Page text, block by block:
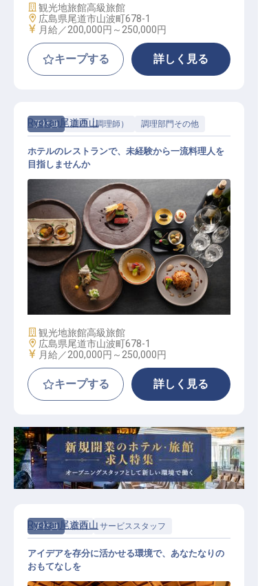
施設業態
観光地旅館高級旅館
勤務地
広島県尾道市山波町678-1
給与
月給／200,000円～ 250,000円
キープする 詳しく見る
正社員 調理（調理師） 調理部門その他
調理スタッフ（未経験OK／寮あり／
年間休日104日）
Ryokan尾道西山
ホテルのレストランで、未経験から一流料理人を
目指しませんか
施設業態
観光地旅館高級旅館
勤務地
広島県尾道市山波町678-1
給与
月給／200,000円～ 250,000円
キープする 詳しく見る
正社員 宿泊 サービススタッフ
Ryokan尾道西山
アイデアを存分に活かせる環境で、あなたなりの
おもてなしを